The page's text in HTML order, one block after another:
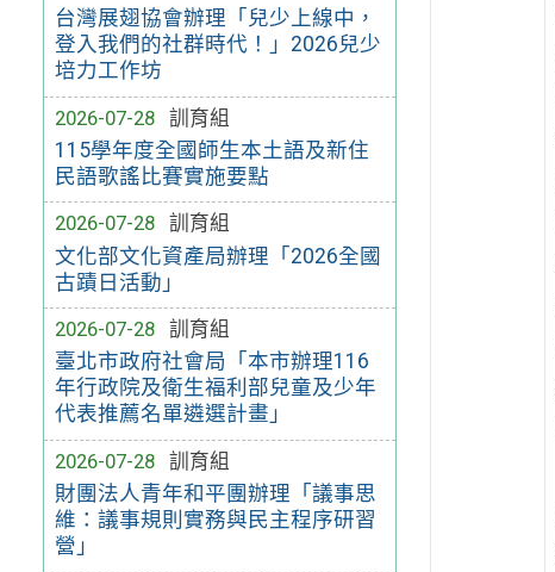
台灣展翅協會辦理「兒少上線中，
登入我們的社群時代！」2026兒少
培力工作坊
2026-07-28
訓育組
115學年度全國師生本土語及新住
民語歌謠比賽實施要點
2026-07-28
訓育組
文化部文化資產局辦理「2026全國
古蹟日活動」
2026-07-28
訓育組
臺北市政府社會局「本市辦理116
年行政院及衛生福利部兒童及少年
代表推薦名單遴選計畫」
2026-07-28
訓育組
財團法人青年和平團辦理「議事思
維：議事規則實務與民主程序研習
營」